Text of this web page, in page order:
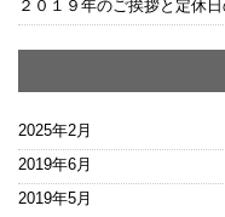
２０１９年のご挨拶と定休
2025年2月
2019年6月
2019年5月